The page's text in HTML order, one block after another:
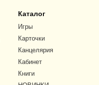
Каталог
Игры
Карточки
Канцелярия
Кабинет
Книги